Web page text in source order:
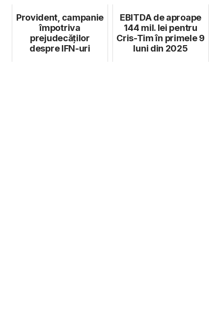
Provident, campanie
împotriva
prejudecăților
despre IFN-uri
EBITDA de aproape
144 mil. lei pentru
Cris-Tim în primele 9
luni din 2025